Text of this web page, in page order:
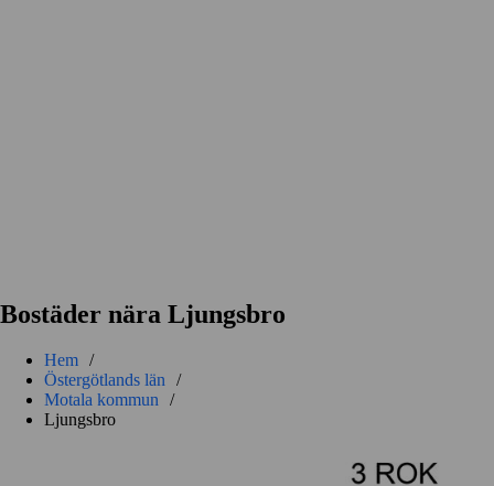
Bostäder nära Ljungsbro
Hem /
Östergötlands län /
Motala kommun /
Ljungsbro